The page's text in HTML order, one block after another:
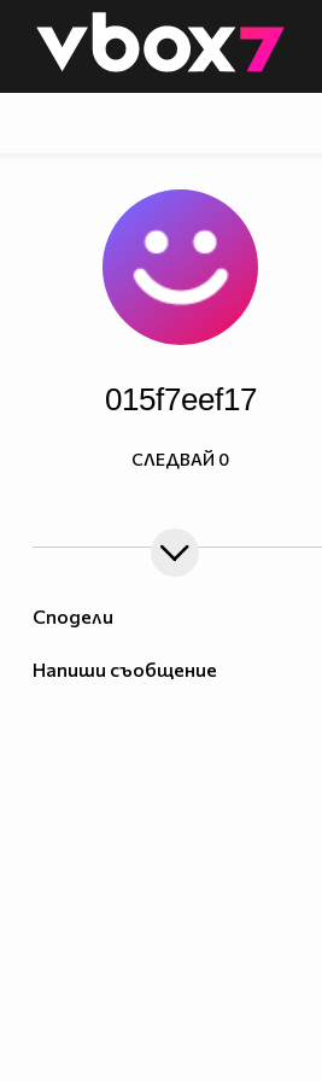
👾
Сподели
Напиши съобщение
015f7eef17
СЛЕДВАЙ 0